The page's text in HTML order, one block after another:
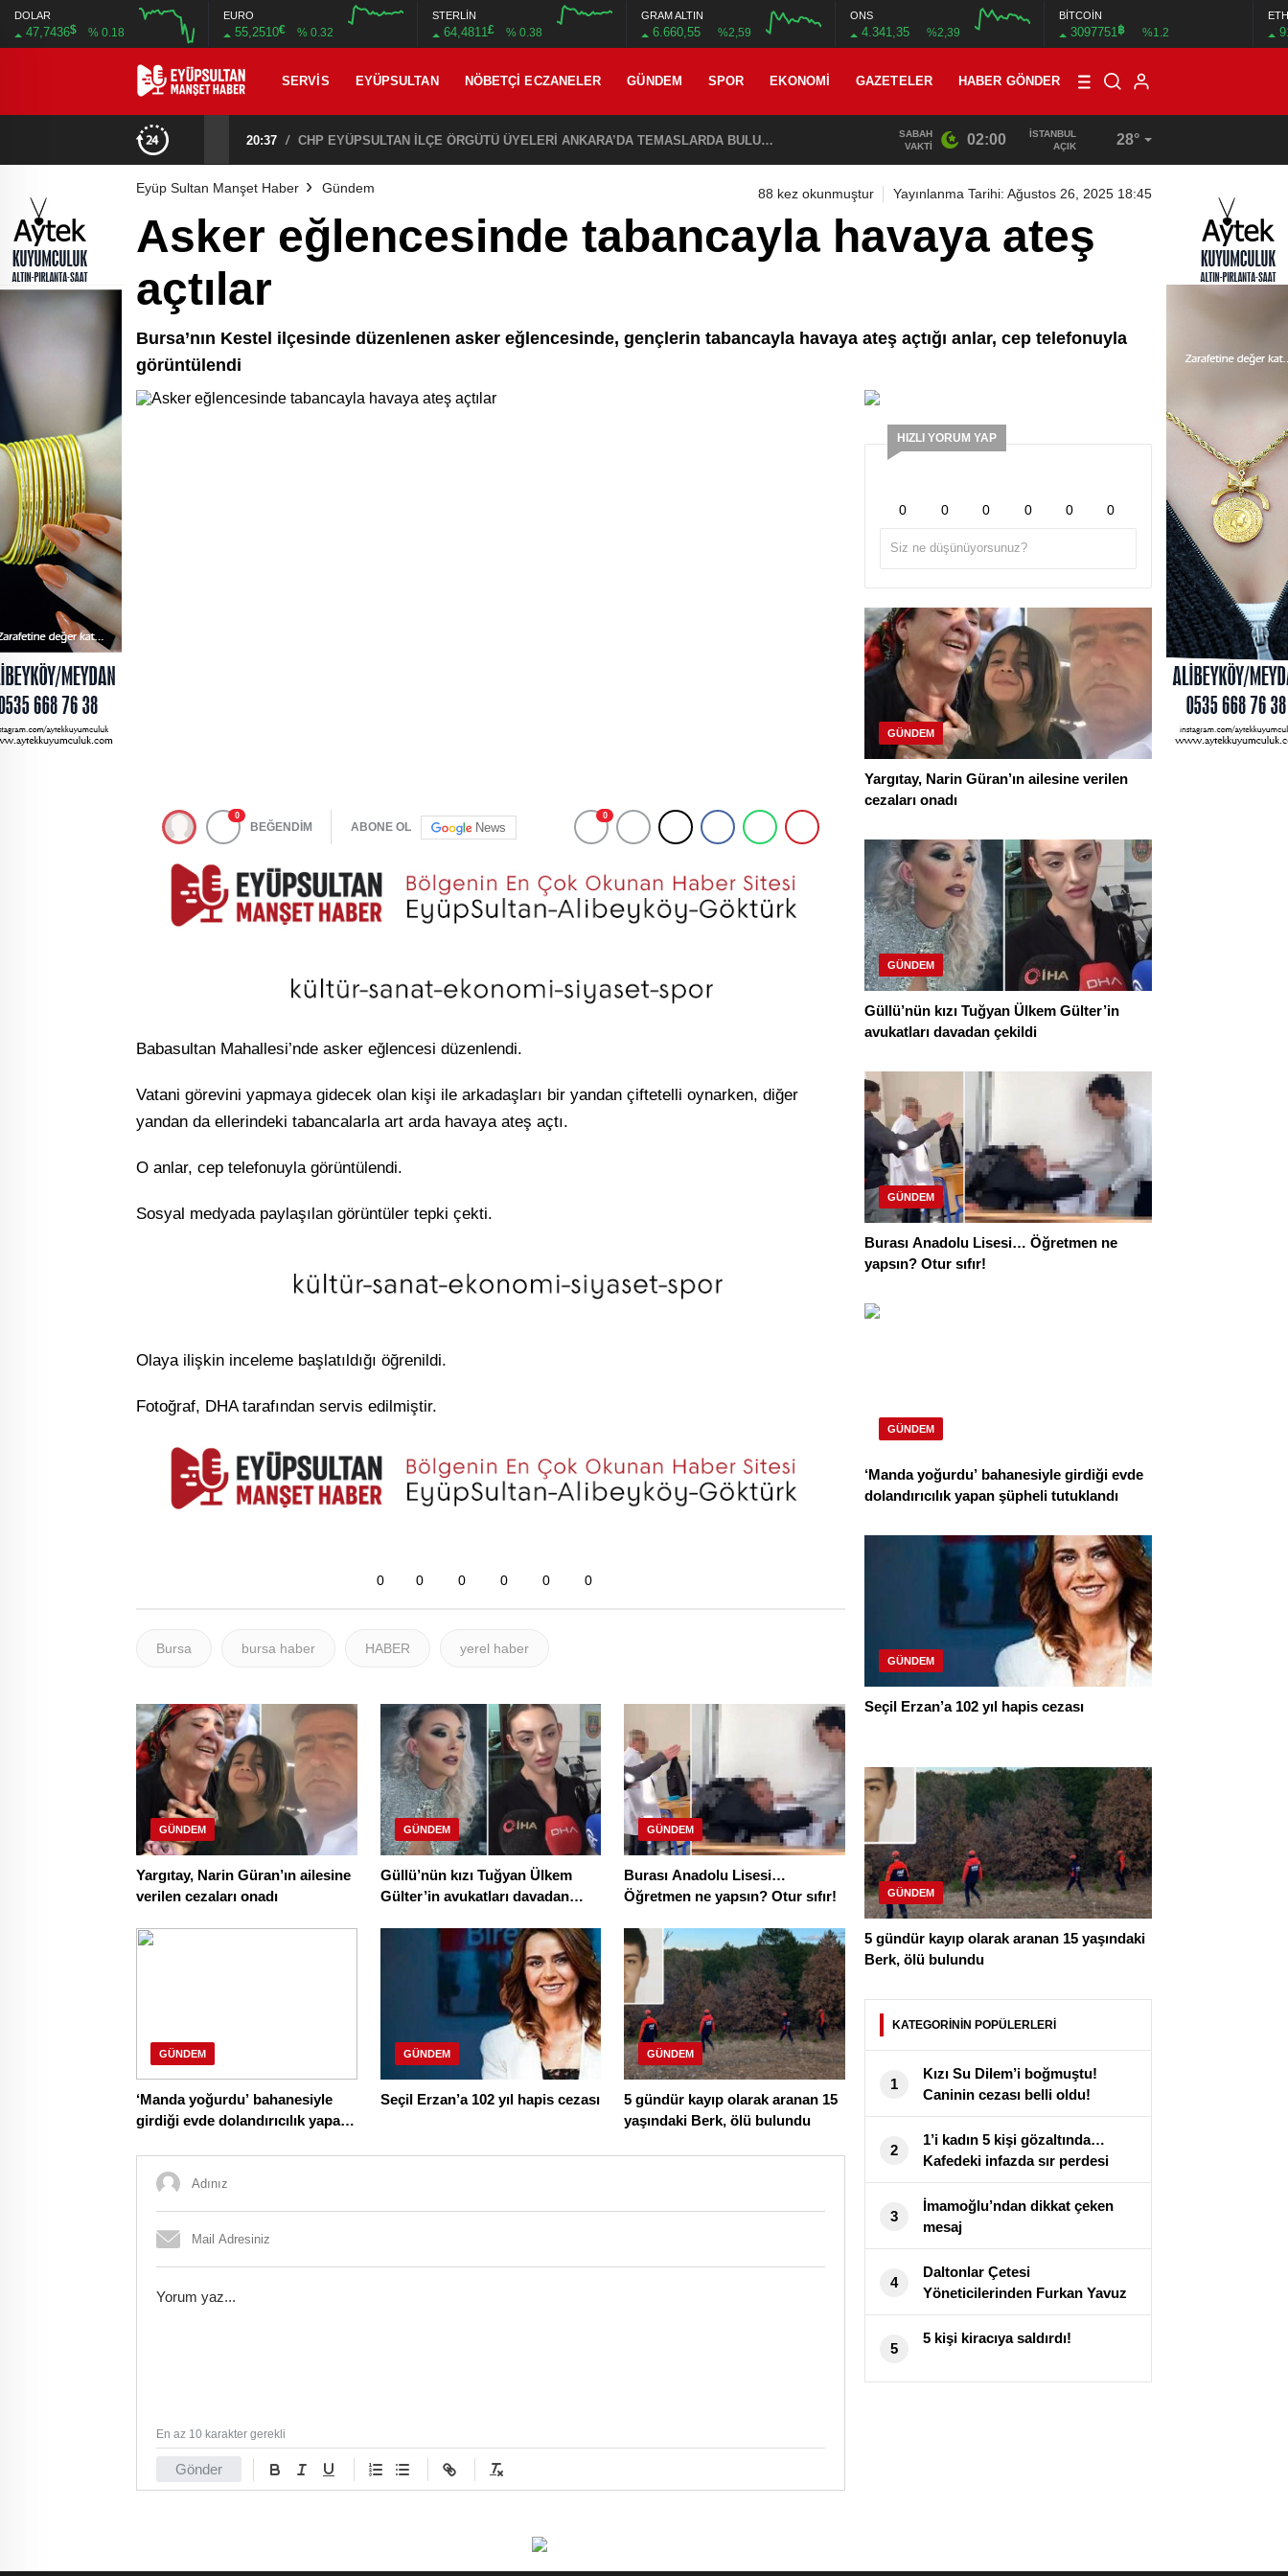
DOLAR
47,7436$ % 0.18
EURO
55,2510€ % 0.32
STERLİN
64,4811£ % 0.38
GRAM ALTIN
6.660,55 %2,59
ONS
4.341,35 %2,39
BİTCOİN
3097751 ฿ %1.2
SERVIS EYÜPSULTAN NÖBETÇI ECZANELER GÜNDEM SPOR EKONOMI GAZETELER HABER GÖNDER
20:37 / CHP EYÜPSULTAN İLÇE ÖRGÜTÜ ÜYELERİ ANKARA’DA TEMASLARDA BULUNDU 19:40 / MHP EYÜPSULTAN TEŞKİLATI’NIN ACI GÜNÜ
SABAH
VAKTI
02:00
İSTANBUL
AÇIK
28°
Eyüp Sultan Manşet Haber Gündem 88 kez okunmuştur Yayınlanma Tarihi: Ağustos 26, 2025 18:45
Asker eğlencesinde tabancayla havaya ateş
açtılar
Bursa’nın Kestel ilçesinde düzenlenen asker eğlencesinde, gençlerin tabancayla havaya ateş açtığı anlar, cep telefonuyla
görüntülendi
0
BEĞENDİM ABONE OL News
0
Babasultan Mahallesi’nde asker eğlencesi düzenlendi.
Vatani görevini yapmaya gidecek olan kişi ile arkadaşları bir yandan çiftetelli oynarken, diğer
yandan da ellerindeki tabancalarla art arda havaya ateş açtı.
O anlar, cep telefonuyla görüntülendi.
Sosyal medyada paylaşılan görüntüler tepki çekti.
Olaya ilişkin inceleme başlatıldığı öğrenildi.
Fotoğraf, DHA tarafından servis edilmiştir.
0 0 0 0 0 0
Bursa bursa haber HABER yerel haber
GÜNDEM
Yargıtay, Narin Güran’ın ailesine
verilen cezaları onadı
GÜNDEM
Güllü’nün kızı Tuğyan Ülkem
Gülter’in avukatları davadan
GÜNDEM
Burası Anadolu Lisesi…
Öğretmen ne yapsın? Otur sıfır!
GÜNDEM
‘Manda yoğurdu’ bahanesiyle
girdiği evde dolandırıcılık yapan
GÜNDEM
Seçil Erzan’a 102 yıl hapis cezası
GÜNDEM
5 gündür kayıp olarak aranan 15
yaşındaki Berk, ölü bulundu
Gönder
En az 10 karakter gerekli
HIZLI YORUM YAP
0 0 0 0 0 0
GÜNDEM
Yargıtay, Narin Güran’ın ailesine verilen
cezaları onadı
GÜNDEM
Güllü’nün kızı Tuğyan Ülkem Gülter’in
avukatları davadan çekildi
GÜNDEM
Burası Anadolu Lisesi… Öğretmen ne
yapsın? Otur sıfır!
GÜNDEM
‘Manda yoğurdu’ bahanesiyle girdiği evde
dolandırıcılık yapan şüpheli tutuklandı
GÜNDEM
Seçil Erzan’a 102 yıl hapis cezası
GÜNDEM
5 gündür kayıp olarak aranan 15 yaşındaki
Berk, ölü bulundu
KATEGORİNİN POPÜLERLERİ
1
Kızı Su Dilem’i boğmuştu!
Caninin cezası belli oldu!
2
1’i kadın 5 kişi gözaltında…
Kafedeki infazda sır perdesi
aralandı!
3
İmamoğlu’ndan dikkat çeken
mesaj
4
Daltonlar Çetesi
Yöneticilerinden Furkan Yavuz
Belçika’da Silahlı Saldırıda Öldü
5
5 kişi kiracıya saldırdı!